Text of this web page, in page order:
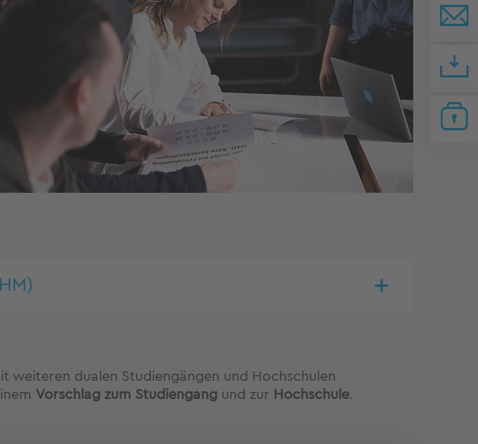
weiteren dualen Studiengängen und Hochschulen
Vorschlag zum Studiengang und zur Hochschule.